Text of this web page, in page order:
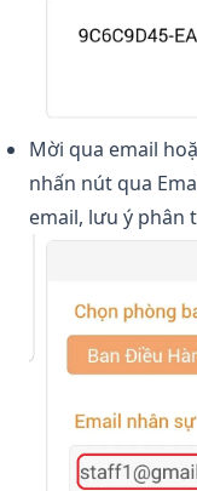
Mời qua email
nhấn nút qua
email, lưu ý phân